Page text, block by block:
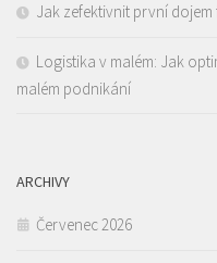
Jak zefektivnit první
Logistika v malém: Jak
malém podnikání
ARCHIVY
Červenec 2026